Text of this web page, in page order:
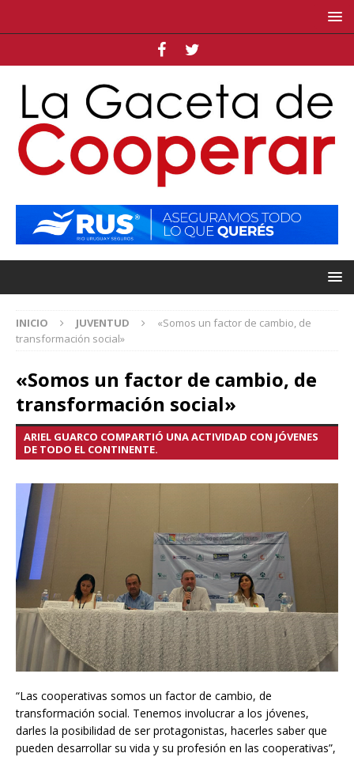
INICIO JUVENTUD
«Somos un factor de cambio, de
transformación social»
«Somos un factor de cambio, de
transformación social»
ARIEL GUARCO COMPARTIÓ UNA ACTIVIDAD CON JÓVENES
DE TODO EL CONTINENTE.
“Las cooperativas somos un factor de cambio, de
transformación social. Tenemos involucrar a los jóvenes,
darles la posibilidad de ser protagonistas, hacerles saber que
pueden desarrollar su vida y su profesión en las cooperativas”,